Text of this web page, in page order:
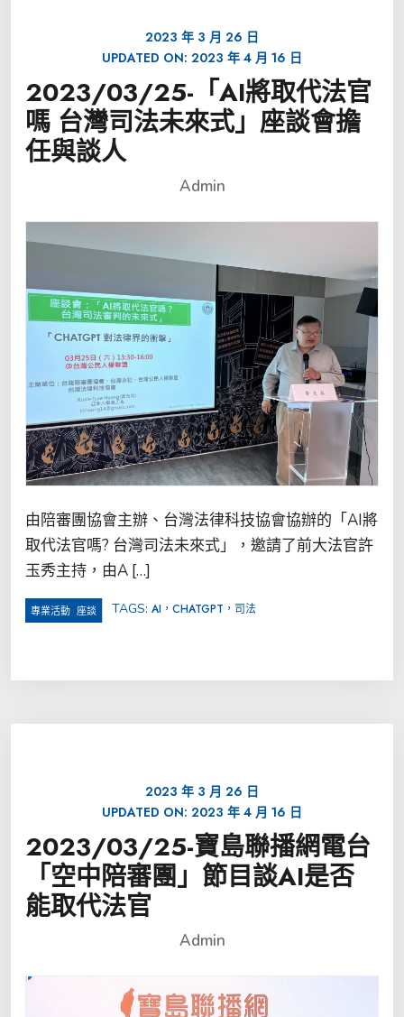
2023 年 3 月 26 日
UPDATED ON: 2023 年 4 月 16 日
2023/03/25-「AI將取代法官
嗎 台灣司法未來式」座談會擔
任與談人
Admin
由陪審團協會主辦、台灣法律科技協會協辦的「AI將
取代法官嗎? 台灣司法未來式」，邀請了前大法官許
玉秀主持，由A […]
專業活動 座談 TAGS: AI，CHATGPT，司法
2023 年 3 月 26 日
UPDATED ON: 2023 年 4 月 16 日
2023/03/25-寶島聯播網電台
「空中陪審團」節目談AI是否
能取代法官
Admin